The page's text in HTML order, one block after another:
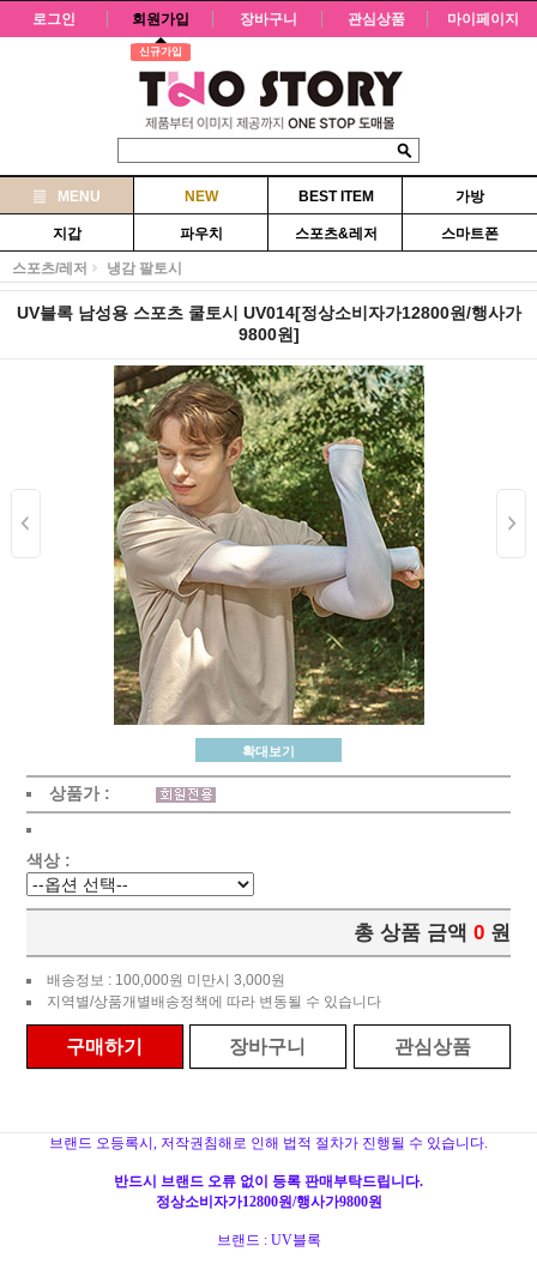
로그인 회원가입
신규가입
장바구니 관심상품 마이페이지
MENU NEW BEST ITEM 가방
지갑 파우치 스포츠&레저 스마트폰
스포츠/레저 냉감 팔토시
UV블록 남성용 스포츠 쿨토시 UV014[정상소비자가12800원/행사가
9800원]
확대보기
상품가 :
색상 :
총 상품 금액 0 원
배송정보 : 100,000원 미만시 3,000원
지역별/상품개별배송정책에 따라 변동될 수 있습니다
구매하기 장바구니 관심상품
브랜드 오등록시, 저작권침해로 인해 법적 절차가 진행될 수 있습니다.
반드시 브랜드 오류 없이 등록 판매부탁드립니다.
정상소비자가12800원/행사가9800원
브랜드 : UV블록